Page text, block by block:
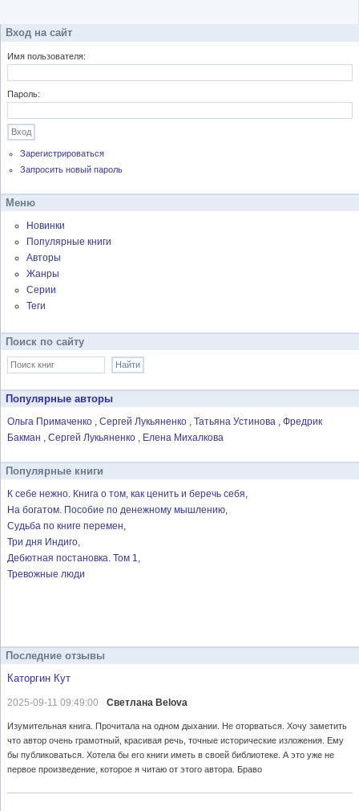
Вход на сайт
Имя пользователя:
Пароль:
Зарегистрироваться
Запросить новый пароль
Меню
Новинки
Популярные книги
Авторы
Жанры
Серии
Теги
Поиск по сайту
Популярные авторы
Ольга Примаченко Сергей Лукьяненко Татьяна Устинова
Фредрик
Бакман
Сергей Лукьяненко Елена Михалкова
Популярные книги
К себе нежно. Книга о том, как ценить и беречь себя
На богатом. Пособие по денежному мышлению
Судьба по книге перемен
Три дня Индиго
Дебютная постановка. Том 1
Тревожные люди
Последние отзывы
Каторгин Кут
2025-09-11 09:49:00 Светлана Belova
Изумительная книга. Прочитала на одном дыхании. Не оторваться. Хочу заметить
что автор очень грамотный, красивая речь, точные исторические изложения. Ему
бы публиковаться. Хотела бы его книги иметь в своей библиотеке. А это уже не
первое произведение, которое я читаю от этого автора. Браво